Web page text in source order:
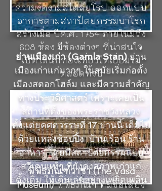
ความงดงามสไตล์ยุโรป ออกแบบ
อาการตามสถาปัตยกรรมบาโรก
สร้างเมื่อ ปีค.ศ. 1754 ภายในมีถึง
608 ห้อง มีห้องต่างๆ ที่น่าสนใจ
เปิดให้นักท่องเที่ยวได้เยี่ยมชม
ตลอดทั้งปี
ย่านเมืองเก่า (Gamla Stan)ย่าน
เมืองเก่าแก่มากๆ ในสมัยเริ่มก่อตั้ง
เมืองสตอกโฮล์ม และมีความสำคัญ
ทางประวัติศาสตร์ เพราะเคยเป็น
สถานที่ตั้งของพระราชวังหลวง
ตั้งแต่ยุคศตวรรษที่ 17 ย่านนี้ เต็มไป
ด้วยแหล่งช้อปปิ้ง บ้านเรือน ร้าน
อาหาร โดยมีสถาปัตยกรรมแบบ
สวีเดนแท้ๆ ที่ยังคงสภาพเก่าแก่
ดั้งเดิม ให้เดินเล่นอย่างเพลิดเพลิน
พิพิธภัณฑ์วาซา (The Vasa
Museum)พิพิธภัณฑ์ที่มีชื่อเสียง